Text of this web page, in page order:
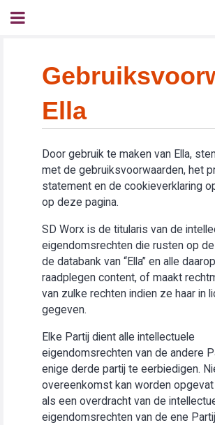
Ella
Door gebruik te maken van Ella,
met de gebruiksvoorwaarden, het
statement en de cookieverklaring
op deze pagina.
SD Worx is de titularis van de
eigendomsrechten die rusten op
de databank van “Ella” en alle
raadplegen content, of maakt
van zulke rechten indien ze haar in
gegeven.
Elke Partij dient alle intellectuele
eigendomsrechten van de andere
enige derde partij te eerbiedigen.
overeenkomst kan worden
als een overdracht van de
eigendomsrechten van de ene